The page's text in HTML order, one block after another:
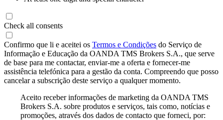
Check all consents
Confirmo que li e aceitei os Termos e Condições do Serviço de
Informação e Educação da OANDA TMS Brokers S.A., que serve
de base para me contactar, enviar-me a oferta e fornecer-me
assistência telefónica para a gestão da conta. Compreendo que posso
cancelar a subscrição deste serviço a qualquer momento.
Aceito receber informações de marketing da OANDA TMS
Brokers S.A. sobre produtos e serviços, tais como, notícias e
promoções, através dos dados de contacto que forneci, por: